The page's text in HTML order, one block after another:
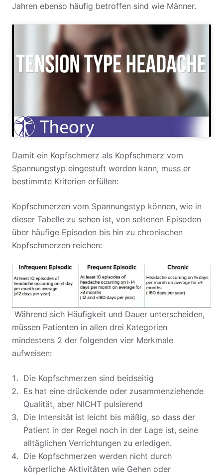
Jahren ebenso häufig betroffen sind wie Männer.
Damit ein Kopfschmerz als Kopfschmerz vom
Spannungstyp eingestuft werden kann, muss er
bestimmte Kriterien erfüllen:
Kopfschmerzen vom Spannungstyp können, wie in
dieser Tabelle zu sehen ist, von seltenen Episoden
über häufige Episoden bis hin zu chronischen
Kopfschmerzen reichen:
Während sich Häufigkeit und Dauer unterscheiden,
müssen Patienten in allen drei Kategorien
mindestens 2 der folgenden vier Merkmale
aufweisen:
Die Kopfschmerzen sind beidseitig
Es hat eine drückende oder zusammenziehende
Qualität, aber NICHT pulsierend
Die Intensität ist leicht bis mäßig, so dass der
Patient in der Regel noch in der Lage ist, seine
alltäglichen Verrichtungen zu erledigen.
Die Kopfschmerzen werden nicht durch
körperliche Aktivitäten wie Gehen oder